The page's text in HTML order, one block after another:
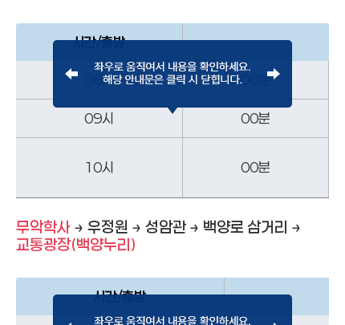
시간/출발
08시 00분
09시 00분
10시 00분
무악학사 → 우정원 → 성암관 → 백양로 삼거리 →
교통광장(백양누리)
시간/출발